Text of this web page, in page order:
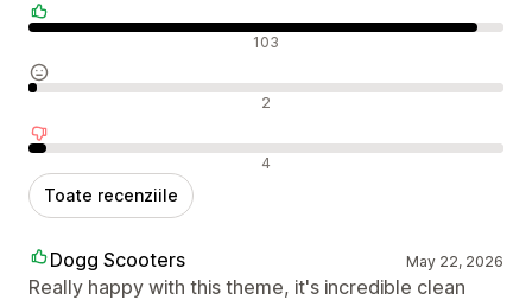
Recenzii pozitive 103
Recenzii neutre 2
Recenzii negative 4
Toate recenziile
Dogg Scooters May 22, 2026
Really happy with this theme, it's incredible clean